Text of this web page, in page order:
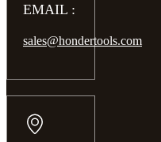
EMAIL :
sales@hondertools.com